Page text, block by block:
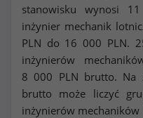
stanowisku wynosi
inżynier mechanik
PLN do 16 000 PLN.
inżynierów
8 000 PLN brutto. Na
brutto może liczyć
inżynierów mechaników